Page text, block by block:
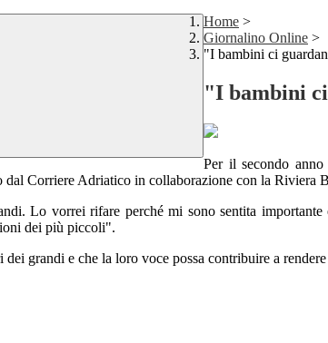
Home >
Giornalino Online >
"I bambini ci
"I bambini
Per il secondo
Corriere Adriatico in collaborazione con la Riviera
Lo vorrei rifare perché mi sono sentita
dei più piccoli".
grandi e che la loro voce possa contribuire a